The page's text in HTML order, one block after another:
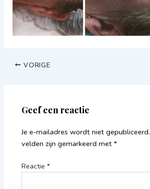
VORIGE
Geef een reactie
Je e-mailadres wordt niet gepubliceerd.
velden zijn gemarkeerd met*
Reactie*